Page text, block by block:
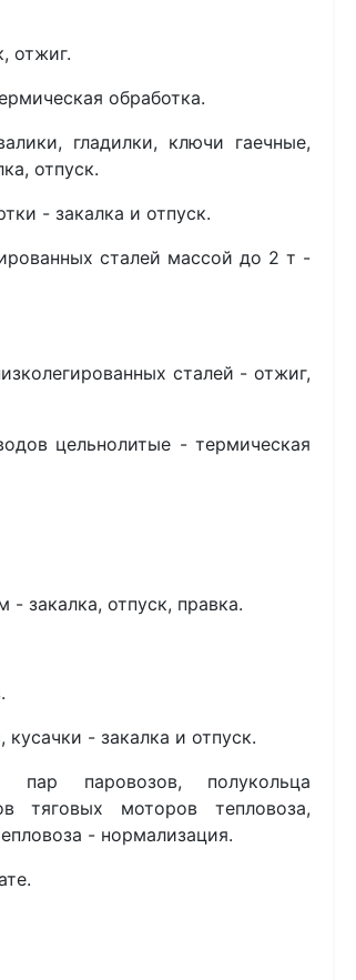
отжиг.
обработка.
гладилки, ключи гаечные,
отпуск.
- закалка и отпуск.
сталей массой до 2 т -
сталей - отжиг,
цельнолитые - термическая
закалка, отпуск, правка.
- закалка и отпуск.
паровозов, полукольца
тяговых моторов тепловоза,
- нормализация.